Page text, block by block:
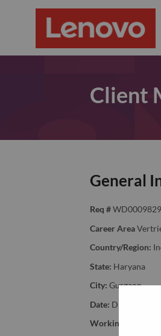
Client
General
Req #
Career Area
Country/Region:
State: Haryana
City: Gurgaon
Date: Dienstag,
Working Time: